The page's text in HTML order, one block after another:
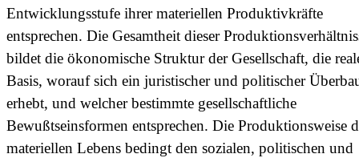
Entwicklungsstufe ihrer materiellen Produktivkräfte
entsprechen. Die Gesamtheit dieser
bildet die ökonomische Struktur der Gesellschaft, die
Basis, worauf sich ein juristischer und politischer
erhebt, und welcher bestimmte gesellschaftliche
Bewußtseinsformen entsprechen. Die Produktionsweise
materiellen Lebens bedingt den sozialen, politischen und